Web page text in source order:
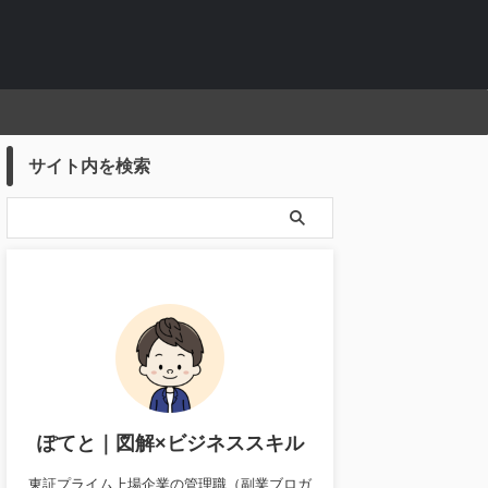
サイト内を検索
ぽてと｜図解×ビジネススキル
東証プライム上場企業の管理職（副業ブロガ